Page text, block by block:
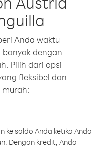
Anda waktu
banyak dengan
Pilih dari opsi
fleksibel dan
ke saldo Anda ketika Anda
Dengan kredit, Anda